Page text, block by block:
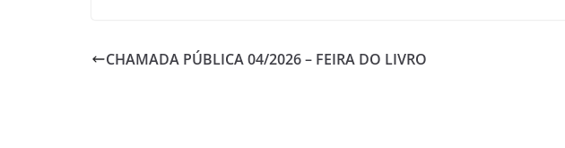
CHAMADA PÚBLICA 04/2026 – FEIRA DO LIVRO